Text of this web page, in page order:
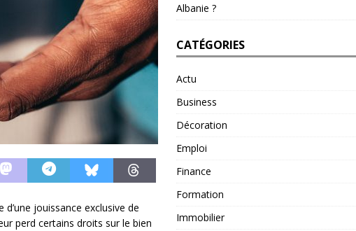
jouissance exclusive de
perd certains droits sur le bien
Albanie ?
CATÉGORIES
Actu
Business
Décoration
Emploi
Finance
Formation
Immobilier